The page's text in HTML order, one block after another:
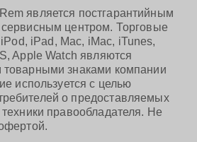
является постгарантийным
центром. Торговые
iPad, Mac, iMac, iTunes,
Apple Watch являются
товарными знаками компании
используется с целью
о предоставляемых
правообладателя. Не